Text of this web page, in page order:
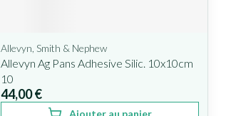
Allevyn, Smith & Nephew
Allevyn Ag Pans Adhesive Silic. 10x10cm
10
44,00 €
Ajouter au panier